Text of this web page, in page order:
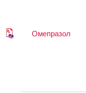
Омепразол